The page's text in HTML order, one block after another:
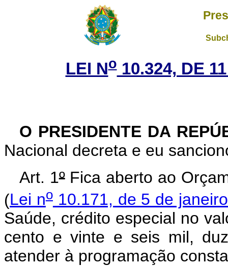
LEI No10.324, DE
O PRESIDENTE DA
Nacional decreta e eu
Art. 1ºFica aberto ao
(Lei no10.171, de 5 de
Saúde, crédito especial no
cento e vinte e seis mil,
atender à programação